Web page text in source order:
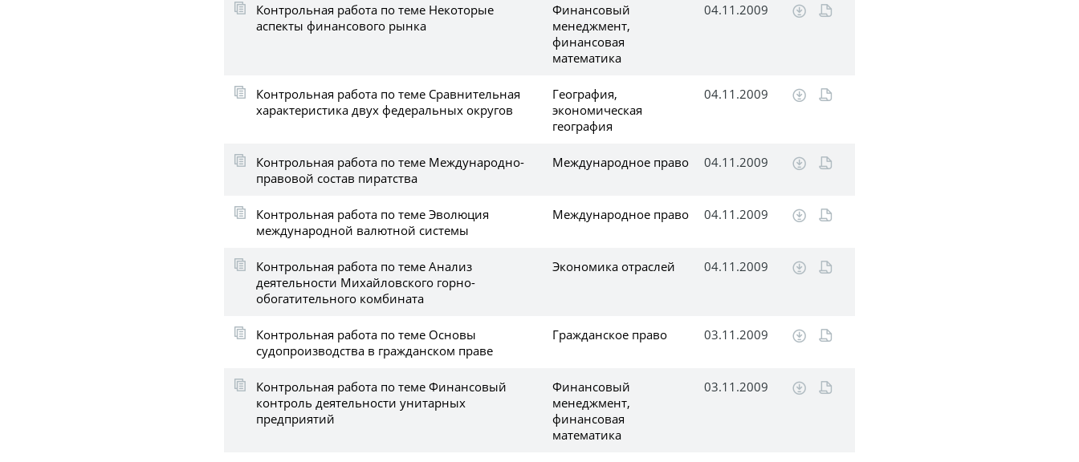
Контрольная работа по теме Некоторые
аспекты финансового рынка
Финансовый
менеджмент,
финансовая
математика
04.11.2009
Контрольная работа по теме Сравнительная
характеристика двух федеральных округов
География,
экономическая
география
04.11.2009
Контрольная работа по теме Международно-
правовой состав пиратства
Международное право 04.11.2009
Контрольная работа по теме Эволюция
международной валютной системы
Международное право 04.11.2009
Контрольная работа по теме Анализ
деятельности Михайловского горно-
обогатительного комбината
Экономика отраслей 04.11.2009
Контрольная работа по теме Основы
судопроизводства в гражданском праве
Гражданское право 03.11.2009
Контрольная работа по теме Финансовый
контроль деятельности унитарных
предприятий
Финансовый
менеджмент,
финансовая
математика
03.11.2009